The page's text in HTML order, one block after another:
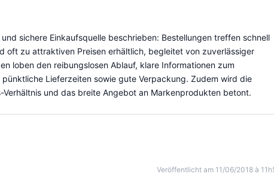
sichere Einkaufsquelle beschrieben: Bestellungen treffen schnell
oft zu attraktiven Preisen erhältlich, begleitet von zuverlässiger
loben den reibungslosen Ablauf, klare Informationen zum
Lieferzeiten sowie gute Verpackung. Zudem wird die
und das breite Angebot an Markenprodukten betont.
Veröffentlicht am 11/06/2018 à